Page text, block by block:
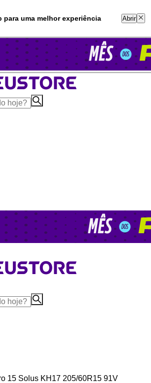
2551
15 Solus KH17 205/60R15 91V
para uma melhor experiência Abrir